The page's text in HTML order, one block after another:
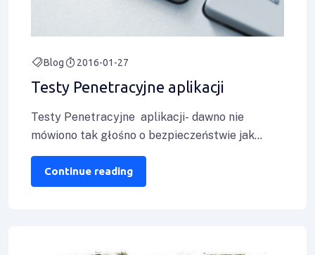
Blog 2016-01-27
Testy Penetracyjne aplikacji
Testy Penetracyjne aplikacji- dawno nie
mówiono tak głośno o bezpieczeństwie jak
teraz. To właśnie w tym momencie coraz więcej
Firm
Continue reading